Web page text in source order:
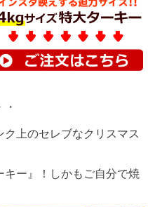
上のセレブなクリスマス
ー』！しかもご自分で焼